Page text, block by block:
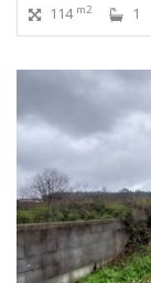
114 m2 1